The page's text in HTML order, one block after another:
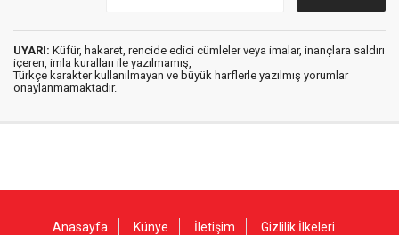
UYARI: Küfür, hakaret, rencide edici cümleler veya imalar, inançlara saldırı
içeren, imla kuralları ile yazılmamış,
Türkçe karakter kullanılmayan ve büyük harflerle yazılmış yorumlar
onaylanmamaktadır.
Anasayfa Künye İletişim
Gizlilik İlkeleri